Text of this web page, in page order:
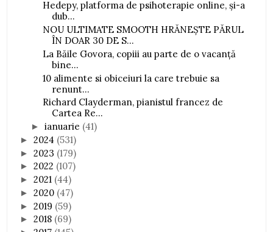
Hedepy, platforma de psihoterapie online, și-a
dub...
NOU ULTIMATE SMOOTH HRĂNEŞTE PĂRUL
ÎN DOAR 30 DE S...
La Băile Govora, copiii au parte de o vacanță
bine...
10 alimente si obiceiuri la care trebuie sa
renunt...
Richard Clayderman, pianistul francez de
Cartea Re...
►ianuarie (41)
►2024 (531)
►2023 (179)
►2022 (107)
►2021 (44)
►2020 (47)
►2019 (59)
►2018 (69)